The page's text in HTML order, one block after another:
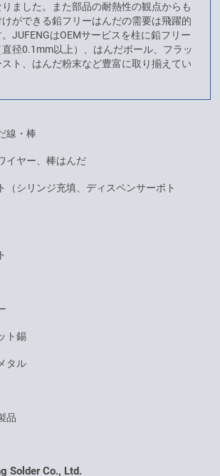
ました。また部品の耐熱性の観点からも
ができる鉛フリーはんだの需要は飛躍的
JUFENGはOEMサービスを柱に鉛フリー
径0.1mm以上）、はんだボール、フラッ
ト、はんだ粉末など豊富に取り揃えてい
線・棒
イヤー、棒はんだ
（シリンジ充填、ディスペンサーボト
ト錫
タル
品
Solder Co., Ltd.